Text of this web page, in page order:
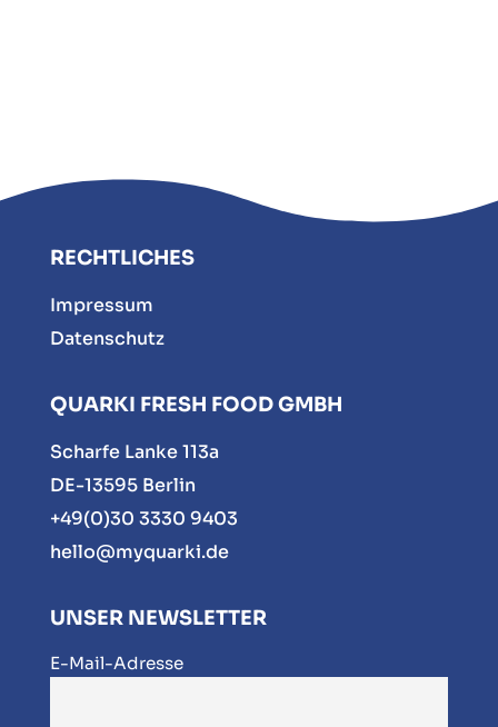
RECHTLICHES
Impressum
Datenschutz
QUARKI FRESH FOOD GMBH
Scharfe Lanke 113a
DE-13595 Berlin
+49(0)30 3330 9403
hello@myquarki.de
UNSER NEWSLETTER
E-Mail-Adresse